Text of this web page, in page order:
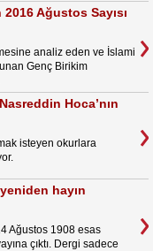
Ağustos Sayısı
analiz eden ve İslami
Genç Birikim
Hoca’nın
isteyen okurlara
hayın
Ağustos 1908 esas
çıktı. Dergi sadece